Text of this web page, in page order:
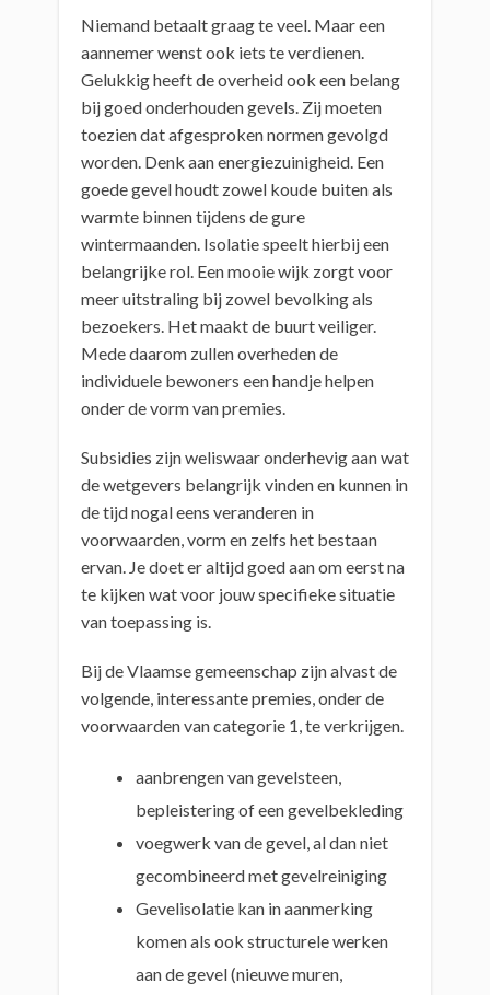
Niemand betaalt graag te veel. Maar een
aannemer wenst ook iets te verdienen.
Gelukkig heeft de overheid ook een belang
bij goed onderhouden gevels. Zij moeten
toezien dat afgesproken normen gevolgd
worden. Denk aan energiezuinigheid. Een
goede gevel houdt zowel koude buiten als
warmte binnen tijdens de gure
wintermaanden. Isolatie speelt hierbij een
belangrijke rol. Een mooie wijk zorgt voor
meer uitstraling bij zowel bevolking als
bezoekers. Het maakt de buurt veiliger.
Mede daarom zullen overheden de
individuele bewoners een handje helpen
onder de vorm van premies.
Subsidies zijn weliswaar onderhevig aan wat
de wetgevers belangrijk vinden en kunnen in
de tijd nogal eens veranderen in
voorwaarden, vorm en zelfs het bestaan
ervan. Je doet er altijd goed aan om eerst na
te kijken wat voor jouw specifieke situatie
van toepassing is.
Bij de Vlaamse gemeenschap zijn alvast de
volgende, interessante premies, onder de
voorwaarden van categorie 1, te verkrijgen.
aanbrengen van gevelsteen,
bepleistering of een gevelbekleding
voegwerk van de gevel, al dan niet
gecombineerd met gevelreiniging
Gevelisolatie kan in aanmerking
komen als ook structurele werken
aan de gevel (nieuwe muren,